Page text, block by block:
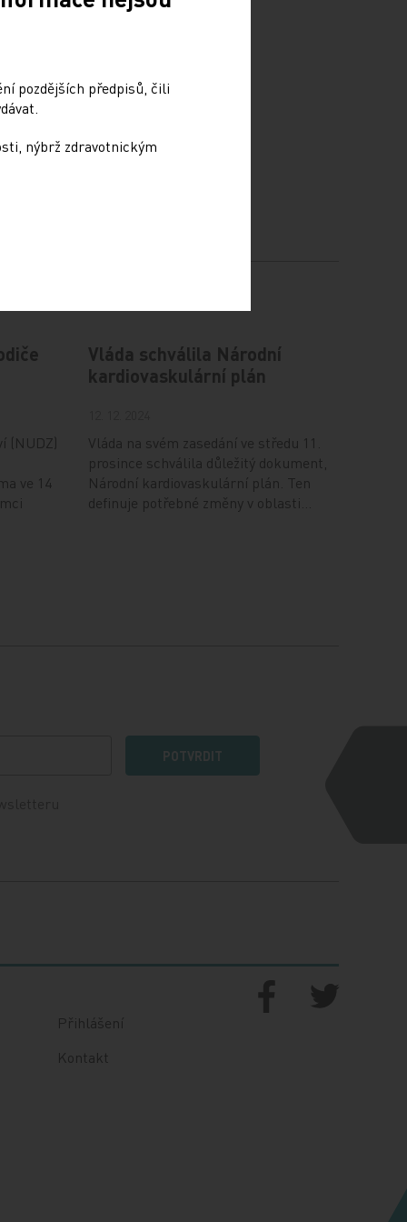
(NUDZ)
ve 14
Vláda schválila Národní
kardiovaskulární plán
Vláda na svém zasedání ve středu 11.
prosince schválila důležitý dokument,
Národní kardiovaskulární plán. Ten
definuje potřebné změny v oblasti…
POTVRDIT
Přihlášení
Kontakt
pozdějších předpisů, čili
nýbrž zdravotnickým